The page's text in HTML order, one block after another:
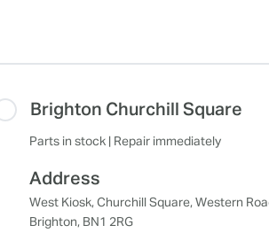
Brighton Churchill Square
Parts in stock | Repair immediately
Address
West Kiosk, Churchill Square, Western
Brighton, BN1 2RG